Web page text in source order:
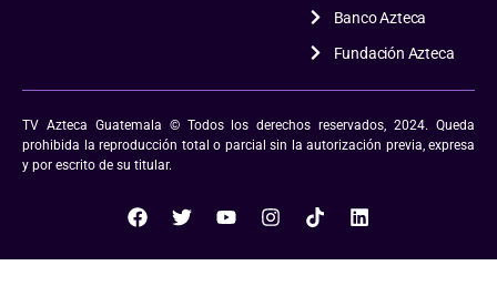
Banco Azteca
Fundación Azteca
TV Azteca Guatemala © Todos los derechos reservados, 2024. Queda
prohibida la reproducción total o parcial sin la autorización previa, expresa
y por escrito de su titular.